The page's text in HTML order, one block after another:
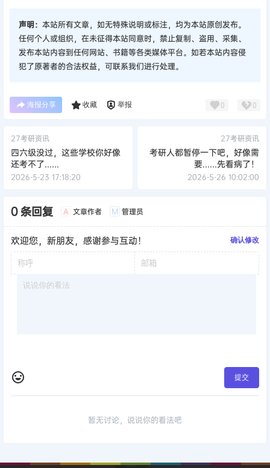
声明： 本站所有文章，如无特殊说明或标注，均为本站原创发布。
任何个人或组织，在未征得本站同意时，禁止复制、盗用、采集、
发布本站内容到任何网站、书籍等各类媒体平台。如若本站内容侵
犯了原著者的合法权益，可联系我们进行处理。
海报分享 收藏 举报 0 0
27考研资讯
四六级没过，这些学校你好像
还考不了......
2026-5-23 17:18:20
27考研资讯
考研人都暂停一下吧，好像需
要......先看病了！
2026-5-26 10:02:00
0 条回复 A 文章作者 M 管理员
欢迎您，新朋友，感谢参与互动！ 确认修改
提交
暂无讨论，说说你的看法吧